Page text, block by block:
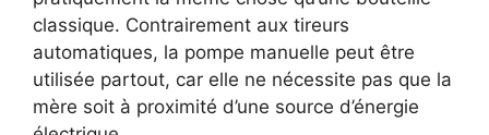
classique. Contrairement aux tireurs
automatiques, la pompe manuelle peut être
utilisée partout, car elle ne nécessite pas que la
mère soit à proximité d’une source d’énergie